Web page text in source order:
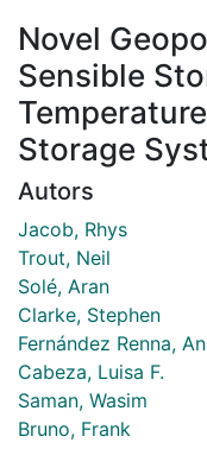
Novel
Sensible
Storage
Autors
Jacob, Rhys
Trout, Neil
Solé, Aran
Clarke, Stephen
Fernández Renna,
Cabeza, Luisa F.
Saman, Wasim
Bruno, Frank